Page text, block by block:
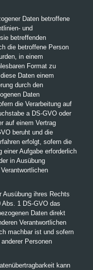
Daten betroffene
und
betreffenden
die betroffene Person
in einem
Format zu
Daten einem
durch den
Daten
die Verarbeitung auf
a DS-GVO oder
auf einem Vertrag
beruht und die
erfolgt, sofern die
einer Aufgabe erforderlich
in Ausübung
Ausübung ihres Rechts
Abs. 1 DS-GVO das
Daten direkt
Verantwortlichen
machbar ist und sofern
Personen
kann